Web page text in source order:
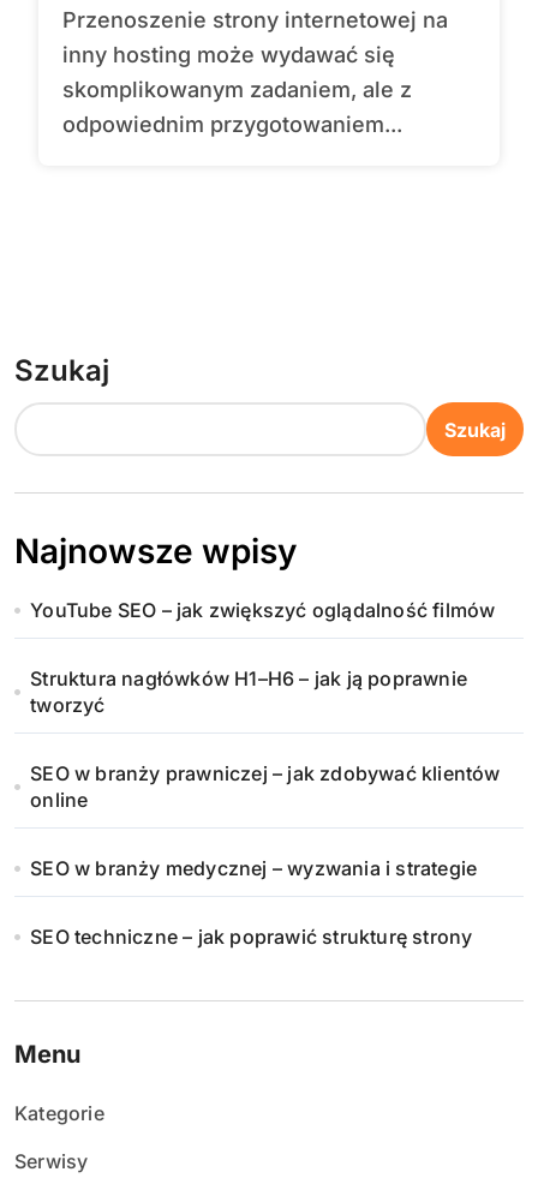
Przenoszenie strony internetowej na
inny hosting może wydawać się
skomplikowanym zadaniem, ale z
odpowiednim przygotowaniem...
Szukaj
Szukaj
Najnowsze wpisy
YouTube SEO – jak zwiększyć oglądalność filmów
Struktura nagłówków H1–H6 – jak ją poprawnie
tworzyć
SEO w branży prawniczej – jak zdobywać klientów
online
SEO w branży medycznej – wyzwania i strategie
SEO techniczne – jak poprawić strukturę strony
Menu
Kategorie
Serwisy